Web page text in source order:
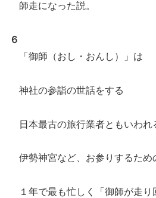
師走になった説。
６
「御師（おし・おんし）」は
神社の参詣の世話をする
日本最古の旅行業者ともいわれ
伊勢神宮など、お参りするため
１年で最も忙しく「御師が走り